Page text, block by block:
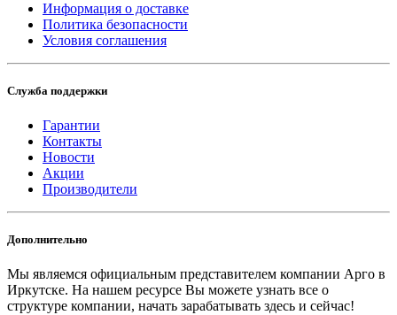
Информация о доставке
Политика безопасности
Условия соглашения
Служба поддержки
Гарантии
Контакты
Новости
Акции
Производители
Дополнительно
Мы являемся официальным представителем компании Арго в
Иркутске. На нашем ресурсе Вы можете узнать все о
структуре компании, начать зарабатывать здесь и сейчас!